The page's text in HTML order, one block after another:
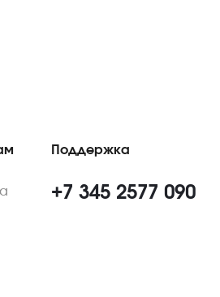
Поддержка
+7 345 2577 090